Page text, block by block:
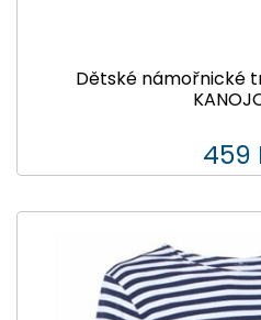
Dětské námořnické
459